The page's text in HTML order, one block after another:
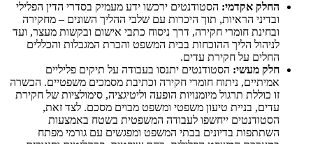
החלק אקדמי: הסטודנטים ירכשו ידע מעמיק בסדרי הדין הפלילי
ובדיני הראיות, תוך היכרות עם שלבי ההליך השונים – מחקירה
ובחינת חומרי חקירה, דרך ניסוח כתבי אישום ובקשות מעצר, ועד
לניהול הליך ההוכחות בבית המשפט והכרת המגבלות והכללים
החלים על חקירת עדים.
חלק מעשי: הסטודנטים יתנסו בעבודה על תיקים פליליים
אמיתיים, ניתוח חומרי חקירה וכתיבת מסמכים משפטיים. הכשרה
זו כוללת תרגול מיומנויות הופעה וליטיגציה, סימולציות של חקירת
עדים, בניית טיעון משפטי ומשפט מבוים מסכם. לצד זאת,
הסטודנטים ייחשפו לעבודה המשפטית בשטח באמצעות
השתתפות בדיונים בבתי המשפט ומפגשים עם גורמי מפתח